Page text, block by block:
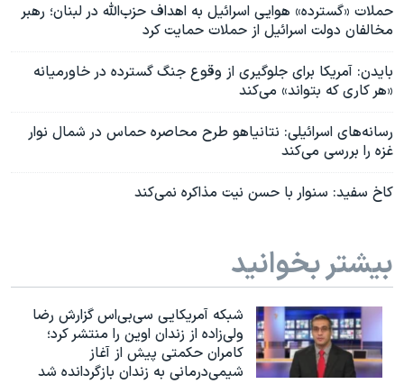
حملات «گسترده» هوایی اسرائیل به اهداف حزب‌الله در لبنان؛ رهبر
مخالفان دولت اسرائیل از حملات حمایت کرد
بایدن: آمریکا برای جلوگیری از وقوع جنگ گسترده در خاورمیانه
«هر کاری که بتواند» می‌کند
رسانه‌های اسرائیلی: نتانیاهو طرح محاصره حماس در شمال نوار
غزه را بررسی می‌کند
کاخ سفید: سنوار با حسن نیت مذاکره نمی‌کند
بیشتر بخوانید
شبکه آمریکایی سی‌بی‌‌اس گزارش رضا
ولی‌زاده از زندان اوین را منتشر کرد؛
کامران حکمتی پیش از آغاز
شیمی‌درمانی به زندان بازگردانده شد